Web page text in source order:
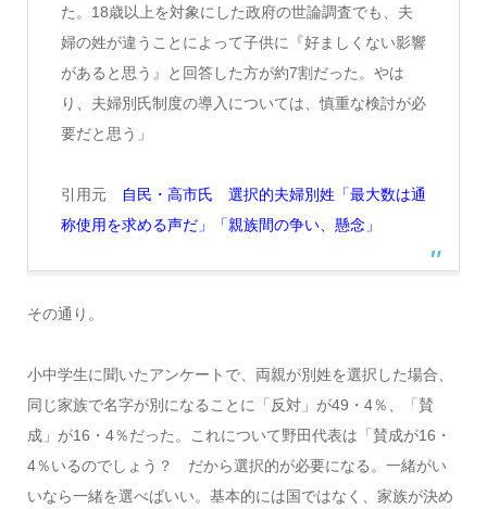
た。18歳以上を対象にした政府の世論調査でも、夫
婦の姓が違うことによって子供に『好ましくない影響
があると思う』と回答した方が約7割だった。やは
り、夫婦別氏制度の導入については、慎重な検討が必
要だと思う」
引用元
自民・高市氏 選択的夫婦別姓「最大数は通
称使用を求める声だ」「親族間の争い、懸念」
その通り。
小中学生に聞いたアンケートで、両親が別姓を選択した場合、
同じ家族で名字が別になることに「反対」が49・4％、「賛
成」が16・4％だった。これについて野田代表は「賛成が16・
4％いるのでしょう？ だから選択的が必要になる。一緒がい
いなら一緒を選べばいい。基本的には国ではなく、家族が決め